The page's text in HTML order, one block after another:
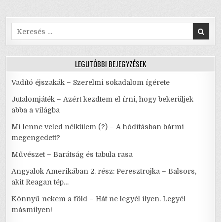
k
A
SZAKADÓ
Search
for:
LEGUTÓBBI BEJEGYZÉSEK
Vadító éjszakák – Szerelmi sokadalom ígérete
Jutalomjáték – Azért kezdtem el írni, hogy bekerüljek
abba a világba
Mi lenne veled nélkülem (?) – A hódításban bármi
megengedett?
Művészet – Barátság és tabula rasa
Angyalok Amerikában 2. rész: Peresztrojka – Balsors,
akit Reagan tép…
Könnyű nekem a föld – Hát ne legyél ilyen. Legyél
másmilyen!